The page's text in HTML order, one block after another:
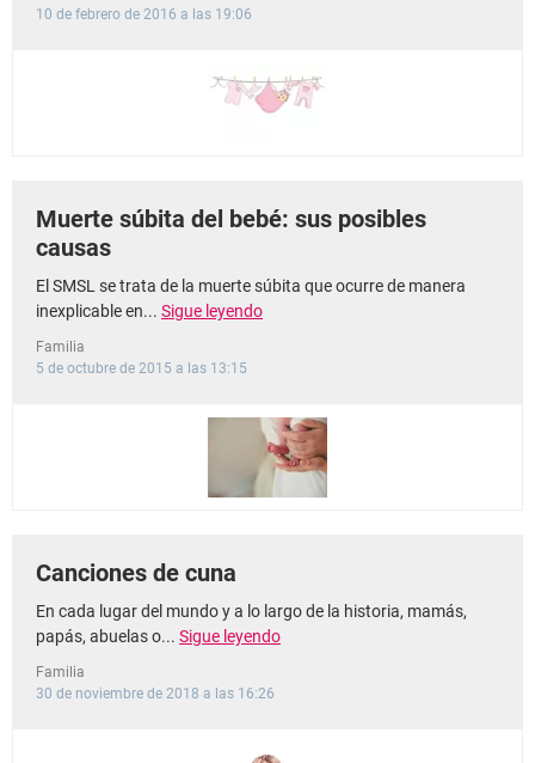
10 de febrero de 2016 a las 19:06
Muerte súbita del bebé: sus posibles
causas
El SMSL se trata de la muerte súbita que ocurre de manera
inexplicable en... Sigue leyendo
Familia
5 de octubre de 2015 a las 13:15
Canciones de cuna
En cada lugar del mundo y a lo largo de la historia, mamás,
papás, abuelas o... Sigue leyendo
Familia
30 de noviembre de 2018 a las 16:26